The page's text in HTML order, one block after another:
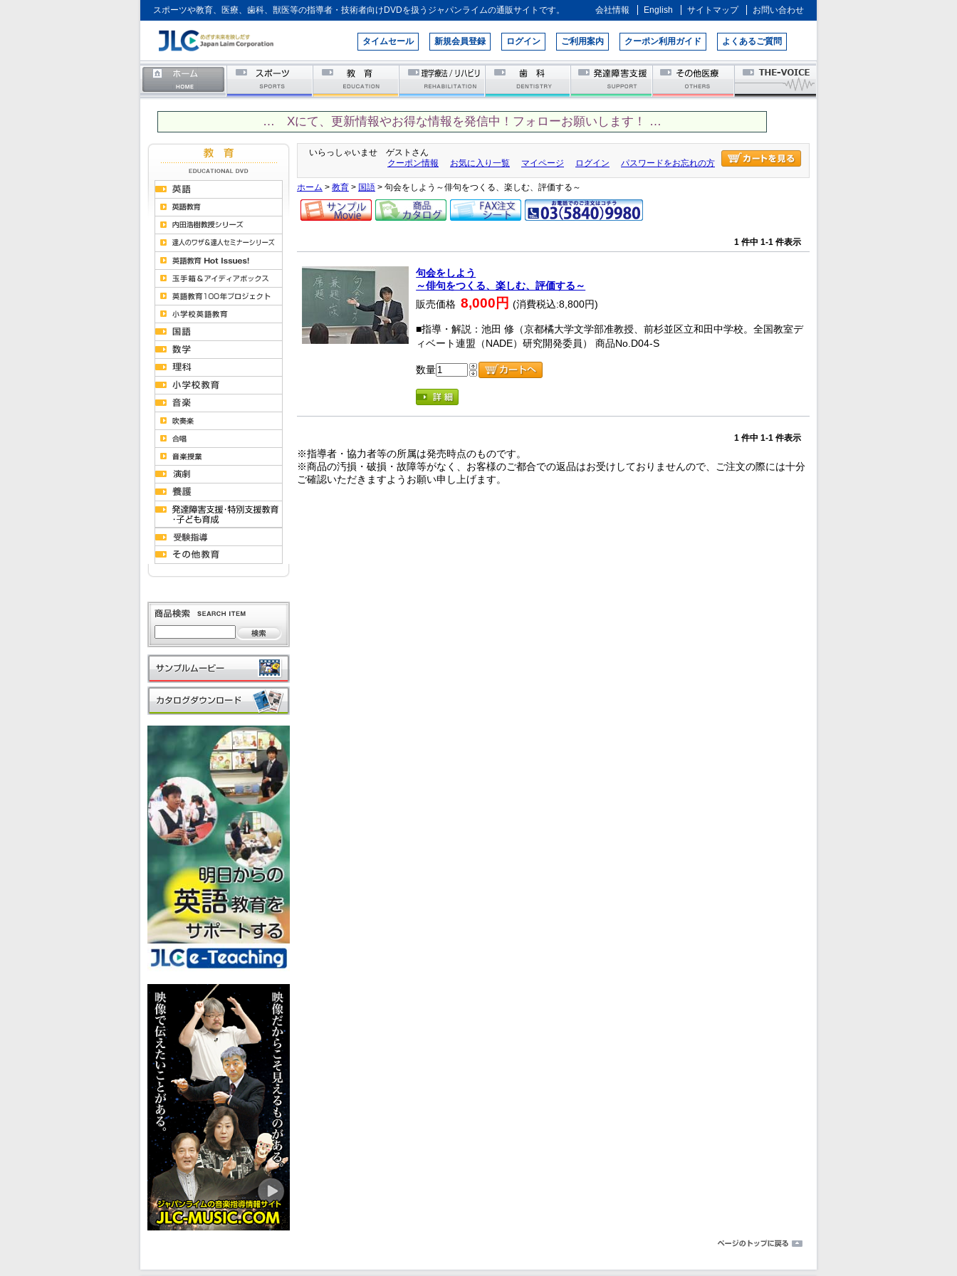
スポーツや教育、医療、歯科、獣医等の指導者・技術者向けDVDを扱うジャパンライムの通販サイトです。 会社情報 English サイトマップ お問い合わせ
タイムセール 新規会員登録 ログイン ご利用案内 クーポン利用ガイド よくあるご質問
… Xにて、更新情報やお得な情報を発信中！フォローお願いします！ …
いらっしゃいませ ゲストさん
クーポン情報
お気に入り一覧 マイページ ログイン パスワードをお忘れの方
ホーム > 教育 > 国語 > 句会をしよう～俳句をつくる、楽しむ、評価する～
1 件中 1-1 件表示
句会をしよう
～俳句をつくる、楽しむ、評価する～
販売価格 8,000円 (消費税込:8,800円)
■指導・解説：池田 修（京都橘大学文学部准教授、前杉並区立和田中学校。全国教室デ
ィベート連盟（NADE）研究開発委員） 商品No.D04-S
数量
1 件中 1-1 件表示
※指導者・協力者等の所属は発売時点のものです。
※商品の汚損・破損・故障等がなく、お客様のご都合での返品はお受けしておりませんので、ご注文の際には十分
ご確認いただきますようお願い申し上げます。